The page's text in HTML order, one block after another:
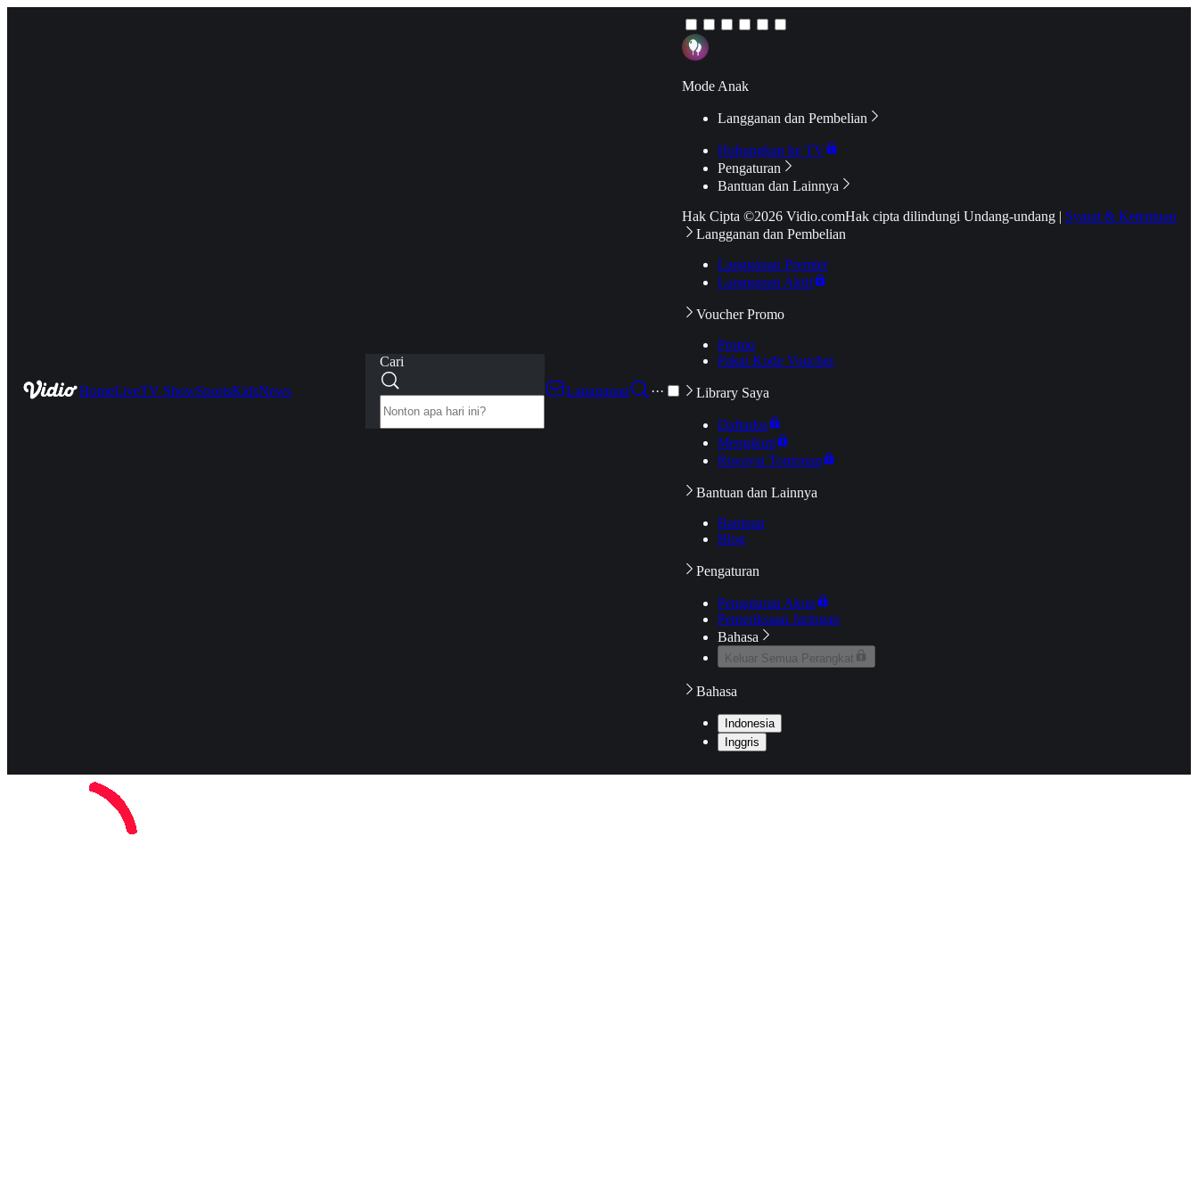
HomeLiveTV ShowSportsKidsNews
Cari
Langganan
···
Mode Anak
Langganan dan Pembelian
Hubungkan ke TV
Pengaturan
Bantuan dan Lainnya
Hak Cipta ©2026 Vidio.comHak cipta dilindungi Undang-undang | Syarat & Ketentuan
Langganan dan Pembelian
Langganan Premier
Langganan Aktif
Voucher Promo
Promo
Pakai Kode Voucher
Library Saya
Daftarku
Mengikuti
Riwayat Tontonan
Bantuan dan Lainnya
Bantuan
Blog
Pengaturan
Pengaturan Akun
Pemeriksaan Jaringan
Bahasa
Keluar Semua Perangkat
Bahasa
Indonesia
Inggris